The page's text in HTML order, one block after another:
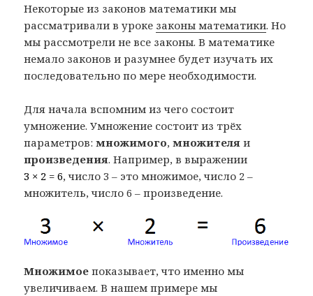
Некоторые из законов математики мы
рассматривали в уроке законы математики. Но
мы рассмотрели не все законы. В математике
немало законов и разумнее будет изучать их
последовательно по мере необходимости.
Для начала вспомним из чего состоит
умножение. Умножение состоит из трёх
параметров:множимого,множителяи
произведения. Например, в выражении
3 × 2 = 6, число 3 – это множимое, число 2 –
множитель, число 6 – произведение.
Множимое показывает, что именно мы
увеличиваем. В нашем примере мы